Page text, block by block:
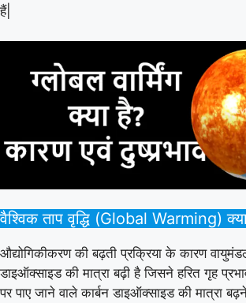
हैं|
वैश्विक ताप वृद्धि (Global Warming)
औद्योगिकीकरण की बढ़ती प्रक्रिया के कारण
डाइऑक्साइड की मात्रा बढ़ी है जिसने हरित गृह
पर पाए जाने वाले कार्बन डाइऑक्साइड की मात्रा